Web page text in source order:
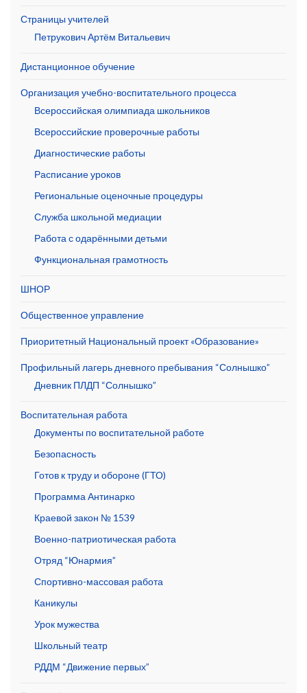
Страницы учителей
Петрукович Артём Витальевич
Дистанционное обучение
Организация учебно-воспитательного процесса
Всероссийская олимпиада школьников
Всероссийские проверочные работы
Диагностические работы
Расписание уроков
Региональные оценочные процедуры
Служба школьной медиации
Работа с одарёнными детьми
Функциональная грамотность
ШНОР
Общественное управление
Приоритетный Национальный проект «Образование»
Профильный лагерь дневного пребывания “Солнышко”
Дневник ПЛДП “Солнышко”
Воспитательная работа
Документы по воспитательной работе
Безопасность
Готов к труду и обороне (ГТО)
Программа Антинарко
Краевой закон № 1539
Военно-патриотическая работа
Отряд “Юнармия”
Спортивно-массовая работа
Каникулы
Урок мужества
Школьный театр
РДДМ “Движение первых”